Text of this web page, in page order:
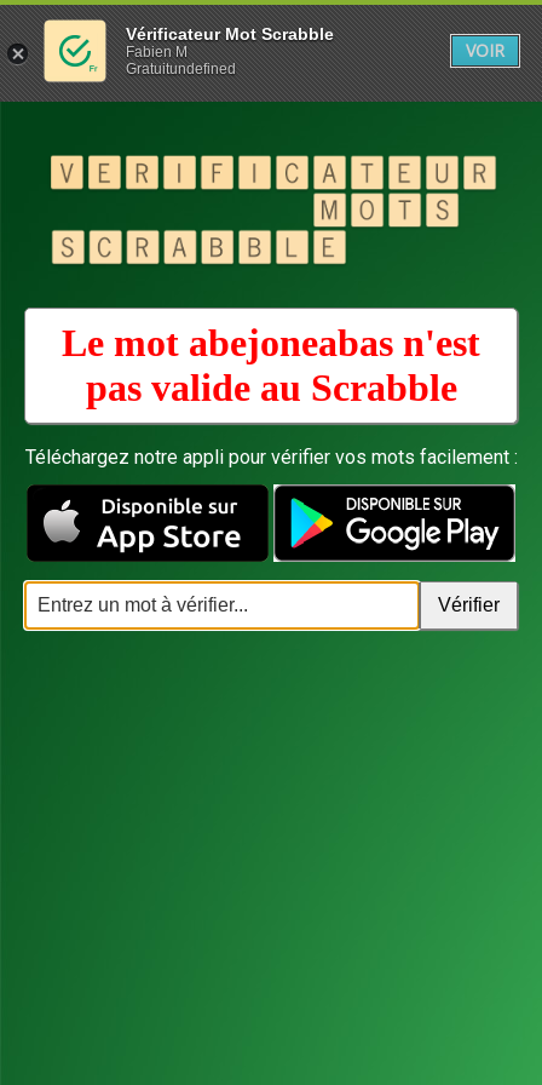
Le mot abejoneabas n'est
pas valide au Scrabble
Téléchargez notre appli pour vérifier vos mots facilement :
Vérificateur Mot Scrabble
Fabien M
Gratuitundefined
VOIR